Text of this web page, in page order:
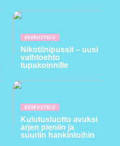
KESKUSTELU
Nikotiinipussit – uusi
vaihtoehto
tupakoinnille
KESKUSTELU
Kulutusluotto avuksi
arjen pieniin ja
suuriin hankintoihin